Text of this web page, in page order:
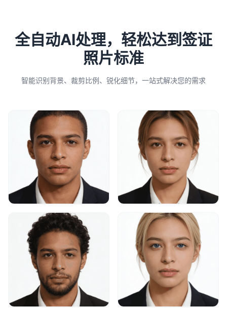
全自动AI处理，轻松达到签证
照片标准
智能识别背景、裁剪比例、锐化细节，一站式解决您的需求